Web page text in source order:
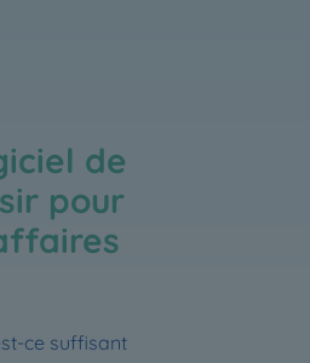
de
pour
ce suffisant